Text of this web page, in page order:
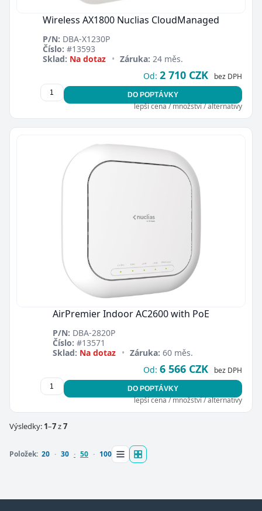
Wireless AX1800 Nuclias CloudManaged
P/N: DBA-X1230P
Číslo: #13593
Sklad: Na dotaz • Záruka: 24 měs.
Od: 2 710 CZK bez DPH
DO POPTÁVKY
lepší cena / množství / alternativy
AirPremier Indoor AC2600 with PoE
P/N: DBA-2820P
Číslo: #13571
Sklad: Na dotaz • Záruka: 60 měs.
Od: 6 566 CZK bez DPH
DO POPTÁVKY
lepší cena / množství / alternativy
Výsledky: 1–7z7
Položek: 20 30 50 100